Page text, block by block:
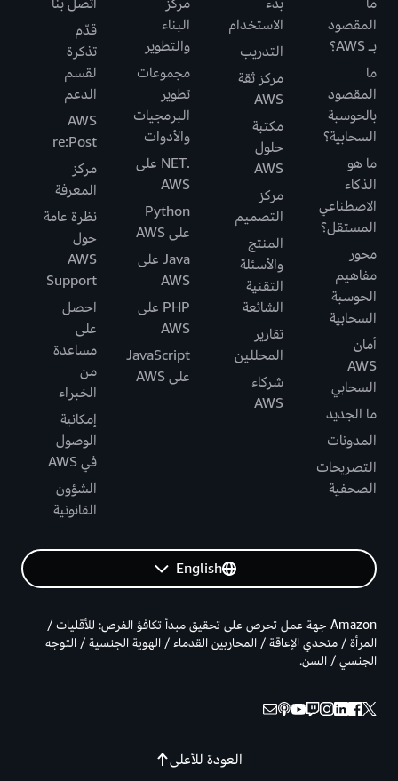
المقصود
بـ AWS؟
ما
المقصود
بالحوسبة
السحابية؟
ما هو
الذكاء
الاصطناعي
المستقل؟
محور
مفاهيم
الحوسبة
السحابية
أمان
AWS
السحابي
ما الجديد
المدونات
التصريحات
الصحفية
الاستخدام
التدريب
مركز ثقة
AWS
مكتبة
حلول
AWS
مركز
التصميم
المنتج
والأسئلة
التقنية
الشائعة
تقارير
المحللين
شركاء
AWS
البناء
والتطوير
مجموعات
تطوير
البرمجيات
والأدوات
.NET على
AWS
Python
على AWS
Java على
AWS
PHP على
AWS
JavaScript
على AWS
قدّم
تذكرة
لقسم
الدعم
AWS
re:Post
مركز
المعرفة
نظرة عامة
حول
AWS
Support
احصل
على
مساعدة
من
الخبراء
إمكانية
الوصول
في AWS
الشؤون
القانونية
English
العودة للأعلى
Amazon جهة عمل تحرص على تحقيق مبدأ تكافؤ الفرص: للأقليات /
المرأة / متحدي الإعاقة / المحاربين القدماء / الهوية الجنسية / التوجه
الجنسي / السن.